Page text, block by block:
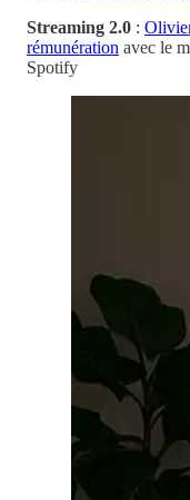
Streaming 2.0 :
rémunération avec le
Spotify